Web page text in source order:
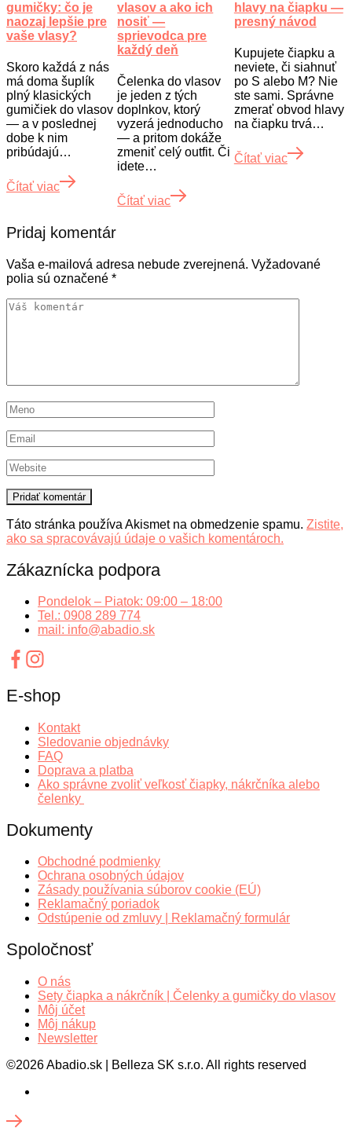
gumičky: čo je
naozaj lepšie pre
vaše vlasy?
Skoro každá z nás
má doma šuplík
plný klasických
gumičiek do vlasov
— a v poslednej
dobe k nim
pribúdajú…
Čítať viac
vlasov a ako ich
nosiť —
sprievodca pre
každý deň
Čelenka do vlasov
je jeden z tých
doplnkov, ktorý
vyzerá jednoducho
— a pritom dokáže
zmeniť celý outfit. Či
idete…
Čítať viac
hlavy na čiapku —
presný návod
Kupujete čiapku a
neviete, či siahnuť
po S alebo M? Nie
ste sami. Správne
zmerať obvod hlavy
na čiapku trvá…
Čítať viac
Pridaj komentár
Vaša e-mailová adresa nebude zverejnená. Vyžadované
polia sú označené *
Táto stránka používa Akismet na obmedzenie spamu. Zistite,
ako sa spracovávajú údaje o vašich komentároch.
Zákaznícka podpora
Pondelok – Piatok: 09:00 – 18:00
Tel.: 0908 289 774
mail: info@abadio.sk
E-shop
Kontakt
Sledovanie objednávky
FAQ
Doprava a platba
Ako správne zvoliť veľkosť čiapky, nákrčníka alebo
čelenky
Dokumenty
Obchodné podmienky
Ochrana osobných údajov
Zásady používania súborov cookie (EÚ)
Reklamačný poriadok
Odstúpenie od zmluvy | Reklamačný formulár
Spoločnosť
O nás
Sety čiapka a nákrčník | Čelenky a gumičky do vlasov
Môj účet
Môj nákup
Newsletter
©2026 Abadio.sk | Belleza SK s.r.o. All rights reserved